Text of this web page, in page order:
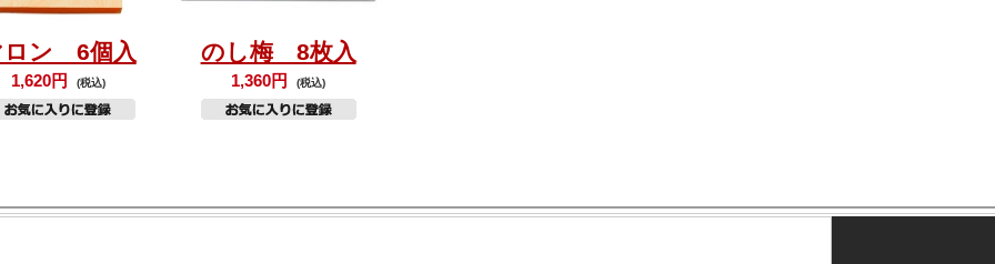
ロン 6個入
1,620円 (税込)
のし梅 8枚入
1,360円 (税込)